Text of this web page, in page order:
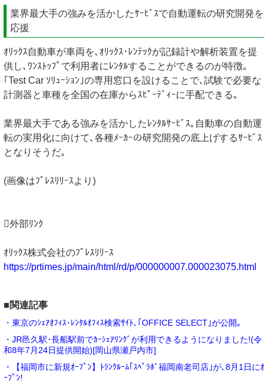
業界最大手の強みを活かしたｻｰﾋﾞｽで自動運転の研究開発を
応援
ｵﾘｯｸｽ自動車が車両を､ｵﾘｯｸｽ･ﾚﾝﾃｯｸが記録計や解析装置を提
供し､ﾜﾝｽﾄｯﾌﾟで利用者にﾚﾝﾀﾙすることができるのが特徴｡
｢Test Car ｿﾘｭｰｼｮﾝ｣の専用窓口を設けることで､試験で必要な
計測器と車種を全国の在庫からｽﾋﾟｰﾃﾞｨｰに手配できる｡
業界最大手である強みを活かしたﾚﾝﾀﾙｻｰﾋﾞｽ｡自動車の自動運
転の実用化に向けて､各種ﾒｰｶｰの研究開発の底上げするｻｰﾋﾞｽ
となりそうだ｡
(画像はﾌﾟﾚｽﾘﾘｰｽより)
外部ﾘﾝｸ
ｵﾘｯｸｽ株式会社のﾌﾟﾚｽﾘﾘｰｽ
https://prtimes.jp/main/html/rd/p/000000007.000023075.html
■関連記事
・東京のｼｪｱｵﾌｨｽ･ﾚﾝﾀﾙｵﾌｨｽ検索ｻｲﾄ､｢OFFICE SELECT｣が公開｡
・JR邑久駅･長船駅前でｶｰｼｪｱﾘﾝｸﾞが利用できるようになりました!(令
和8年7月24日提供開始)[岡山県瀬戸内市]
・【福岡市に新規ｵｰﾌﾟﾝ】ﾄﾗﾝｸﾙｰﾑ｢ｽﾍﾟﾗﾎﾞ福岡南老司店｣が､8月1日にｵ
ｰﾌﾟﾝ!